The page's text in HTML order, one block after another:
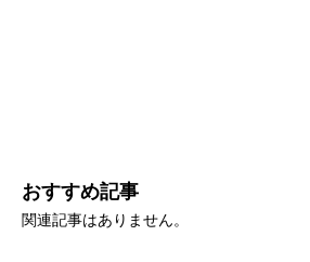
おすすめ記事
関連記事はありません。